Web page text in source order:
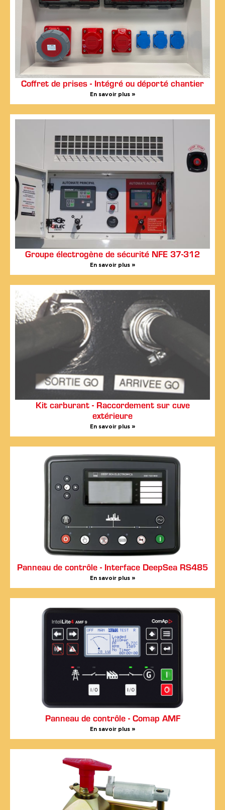
Coffret de prises - Intégré ou déporté chantier
En savoir plus »
Groupe électrogène de sécurité NFE 37-312
En savoir plus »
Kit carburant - Raccordement sur cuve
extérieure
En savoir plus »
Panneau de contrôle - Interface DeepSea RS485
En savoir plus »
Panneau de contrôle - Comap AMF
En savoir plus »